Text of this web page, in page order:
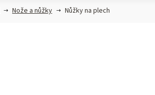
Nože a nůžky Nůžky na plech